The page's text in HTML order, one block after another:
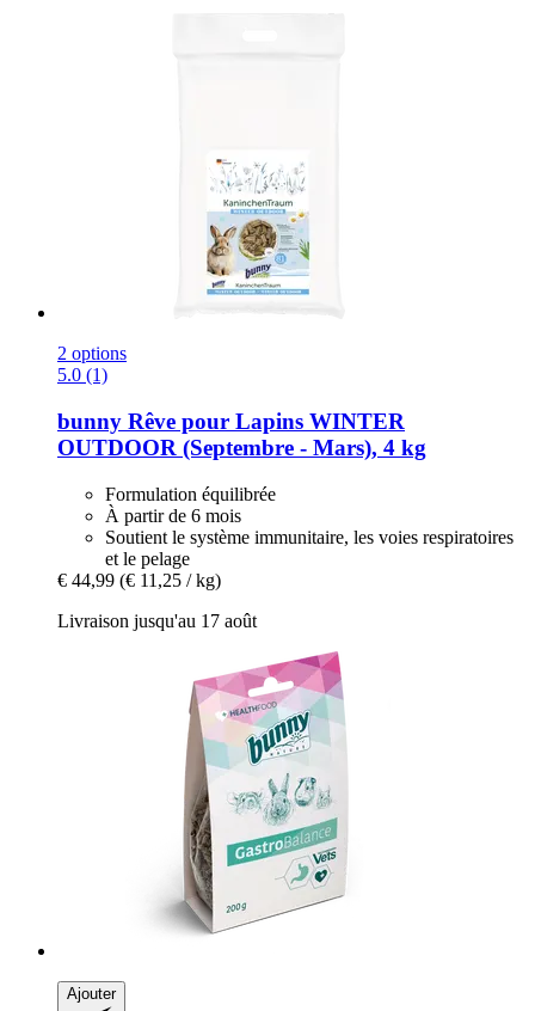
2 options
5.0 (1)
bunny Rêve pour Lapins WINTER
OUTDOOR (Septembre -​ Mars), 4 kg
Formulation équilibrée
À partir de 6 mois
Soutient le système immunitaire, les voies respiratoires
et le pelage
€ 44,99 (€ 11,25 / kg)
Livraison jusqu'au 17 août
Ajouter